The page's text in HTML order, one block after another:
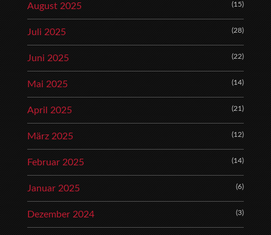
August 2025 (15)
Juli 2025 (28)
Juni 2025 (22)
Mai 2025 (14)
April 2025 (21)
März 2025 (12)
Februar 2025 (14)
Januar 2025 (6)
Dezember 2024 (3)